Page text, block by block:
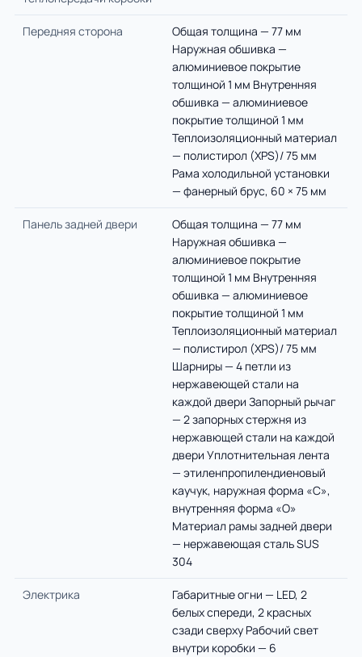
Передняя сторона
Общая толщина — 77 мм
Наружная обшивка —
алюминиевое покрытие
толщиной 1 мм Внутренняя
обшивка — алюминиевое
покрытие толщиной 1 мм
Теплоизоляционный материал
— полистирол (XPS)/ 75 мм
Рама холодильной установки
— фанерный брус, 60 × 75 мм
Панель задней двери
Общая толщина — 77 мм
Наружная обшивка —
алюминиевое покрытие
толщиной 1 мм Внутренняя
обшивка — алюминиевое
покрытие толщиной 1 мм
Теплоизоляционный материал
— полистирол (XPS)/ 75 мм
Шарниры — 4 петли из
нержавеющей стали на
каждой двери Запорный рычаг
— 2 запорных стержня из
нержавющей стали на каждой
двери Уплотнительная лента
— этиленпропилендиеновый
каучук, наружная форма «С»,
внутренняя форма «О»
Материал рамы задней двери
— нержавеющая сталь SUS
304
Электрика
Габаритные огни — LED, 2
белых спереди, 2 красных
сзади сверху Рабочий свет
внутри коробки — 6